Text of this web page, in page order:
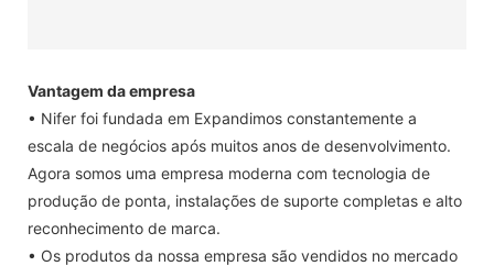
Vantagem da empresa
• Nifer foi fundada em Expandimos constantemente a
escala de negócios após muitos anos de desenvolvimento.
Agora somos uma empresa moderna com tecnologia de
produção de ponta, instalações de suporte completas e alto
reconhecimento de marca.
• Os produtos da nossa empresa são vendidos no mercado